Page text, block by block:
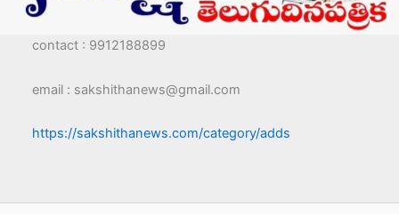
contact : 9912188899
email : sakshithanews@gmail.com
https://sakshithanews.com/category/adds